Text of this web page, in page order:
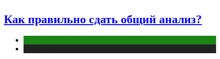
Как правильно сдать общий анализ?